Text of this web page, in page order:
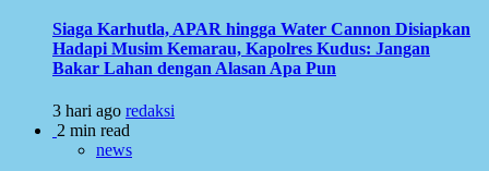
Siaga Karhutla, APAR hingga Water Cannon Disiapkan
Hadapi Musim Kemarau, Kapolres Kudus: Jangan
Bakar Lahan dengan Alasan Apa Pun
3 hari ago redaksi
2 min read
news